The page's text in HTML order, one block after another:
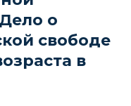
о
свободе
в